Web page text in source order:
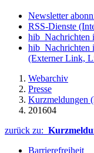
Newsletter
RSS-Dienste
hib_Nachrichten
(Externer Link,
Webarchiv
Presse
Kurzmeldungen
201604
zurück zu:
Barrierefreiheit